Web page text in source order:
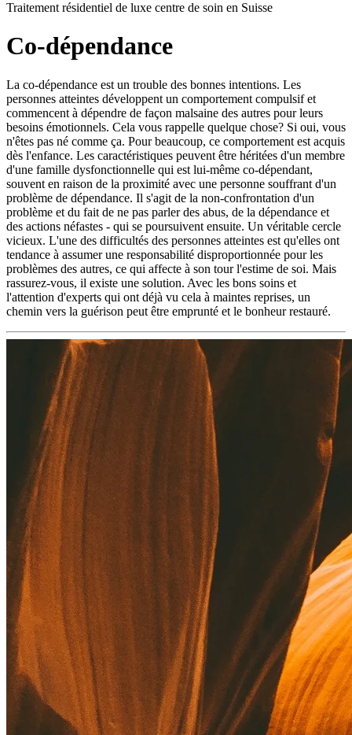
Traitement résidentiel de luxe centre de soin en Suisse
Co-​dépendance
La co-dépendance est un trouble des bonnes intentions. Les
personnes atteintes développent un comportement compulsif et
commencent à dépendre de façon malsaine des autres pour leurs
besoins émotionnels. Cela vous rappelle quelque chose? Si oui, vous
n'êtes pas né comme ça. Pour beaucoup, ce comportement est acquis
dès l'enfance. Les caractéristiques peuvent être héritées d'un membre
d'une famille dysfonctionnelle qui est lui-même co-dépendant,
souvent en raison de la proximité avec une personne souffrant d'un
problème de dépendance. Il s'agit de la non-confrontation d'un
problème et du fait de ne pas parler des abus, de la dépendance et
des actions néfastes - qui se poursuivent ensuite. Un véritable cercle
vicieux. L'une des difficultés des personnes atteintes est qu'elles ont
tendance à assumer une responsabilité disproportionnée pour les
problèmes des autres, ce qui affecte à son tour l'estime de soi. Mais
rassurez-vous, il existe une solution. Avec les bons soins et
l'attention d'experts qui ont déjà vu cela à maintes reprises, un
chemin vers la guérison peut être emprunté et le bonheur restauré.